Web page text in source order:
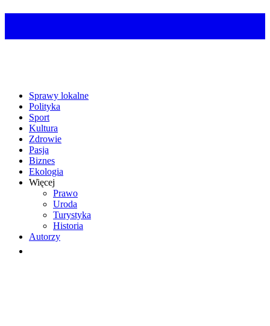
Sprawy lokalne
Polityka
Sport
Kultura
Zdrowie
Pasja
Biznes
Ekologia
Więcej
Prawo
Uroda
Turystyka
Historia
Autorzy